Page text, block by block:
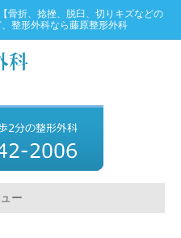
骨折、捻挫、脱臼、切りキズなどの
整形外科なら藤原整形外科
ー